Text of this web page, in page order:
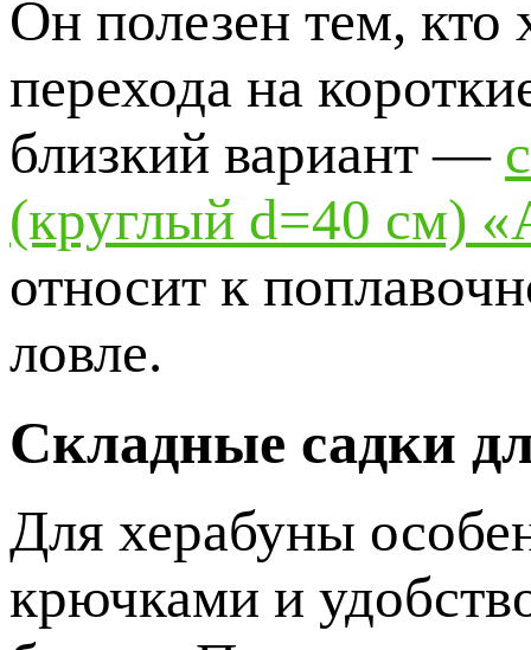
Он полезен тем, кто
перехода на
близкий вариант —
(круглый d=40 см)
относит к
ловле.
Складные садки
Для херабуны
крючками и